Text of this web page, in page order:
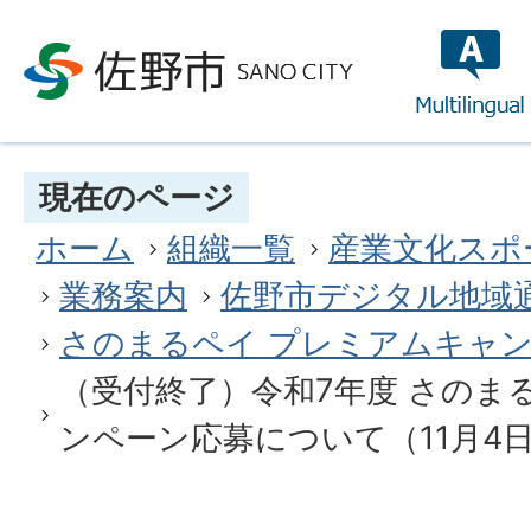
現在のページ
ホーム
組織一覧
産業文化ス
業務案内
佐野市デジタル地域
さのまるペイ プレミアムキャ
（受付終了）令和7年度 さの
ンペーン応募について（11月4